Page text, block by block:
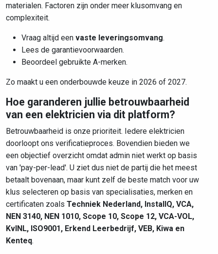
materialen. Factoren zijn onder meer klusomvang en
complexiteit.
Vraag altijd een vaste leveringsomvang.
Lees de garantievoorwaarden.
Beoordeel gebruikte A-merken.
Zo maakt u een onderbouwde keuze in 2026 of 2027.
Hoe garanderen jullie betrouwbaarheid
van een elektricien via dit platform?
Betrouwbaarheid is onze prioriteit. Iedere elektricien
doorloopt ons verificatieproces. Bovendien bieden we
een objectief overzicht omdat admin niet werkt op basis
van 'pay-per-lead'. U ziet dus niet de partij die het meest
betaalt bovenaan, maar kunt zelf de beste match voor uw
klus selecteren op basis van specialisaties, merken en
certificaten zoals Techniek Nederland, InstallQ, VCA,
NEN 3140, NEN 1010, Scope 10, Scope 12, VCA-VOL,
KvINL, ISO9001, Erkend Leerbedrijf, VEB, Kiwa en
Kenteq.